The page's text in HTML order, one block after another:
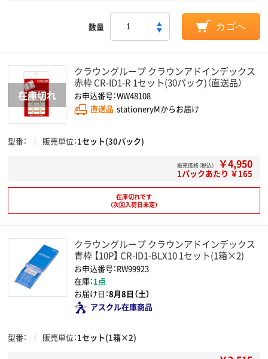
数量 カゴへ
クラウングループ クラウンアドインデックス
赤枠 CR-ID1-R 1セット(30パック)（直送品）
お申込番号：WW48108
直送品 stationeryMからお届け
型番 販売単位 1セット(30パック)
販売価格（税込） ￥4,950
1パックあたり ￥165
在庫切れです
（次回入荷日未定）
クラウングループ クラウンアドインデックス
青枠 【10P】 CR-ID1-BLX10 1セット(1箱×2)
お申込番号：RW99923
在庫：1点
お届け日：8月8日（土）
アスクル在庫商品
型番 販売単位 1セット(1箱×2)